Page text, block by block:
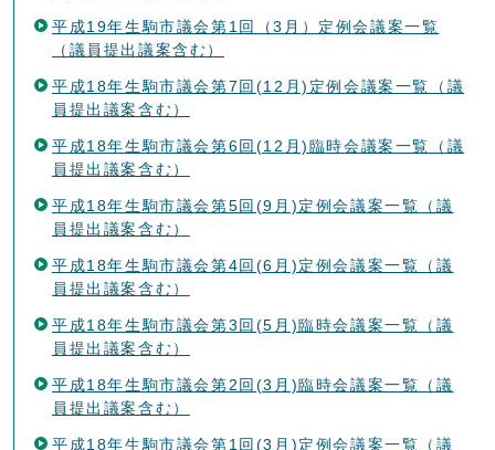
平成19年生駒市議会第1回（3月）定例会議案一覧
（議員提出議案含む）
平成18年生駒市議会第7回(12月)定例会議案一覧（議
員提出議案含む）
平成18年生駒市議会第6回(12月)臨時会議案一覧（議
員提出議案含む）
平成18年生駒市議会第5回(9月)定例会議案一覧（議
員提出議案含む）
平成18年生駒市議会第4回(6月)定例会議案一覧（議
員提出議案含む）
平成18年生駒市議会第3回(5月)臨時会議案一覧（議
員提出議案含む）
平成18年生駒市議会第2回(3月)臨時会議案一覧（議
員提出議案含む）
平成18年生駒市議会第1回(3月)定例会議案一覧（議